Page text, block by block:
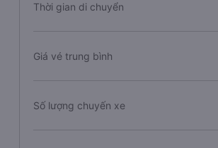
Thời gian di chuyển
Giá vé trung bình
Số lượng chuyến xe